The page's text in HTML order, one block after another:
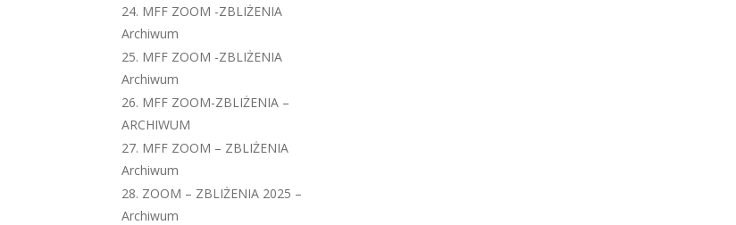
24. MFF ZOOM -ZBLIŻENIA
Archiwum
25. MFF ZOOM -ZBLIŻENIA
Archiwum
26. MFF ZOOM-ZBLIŻENIA –
ARCHIWUM
27. MFF ZOOM – ZBLIŻENIA
Archiwum
28. ZOOM – ZBLIŻENIA 2025 –
Archiwum